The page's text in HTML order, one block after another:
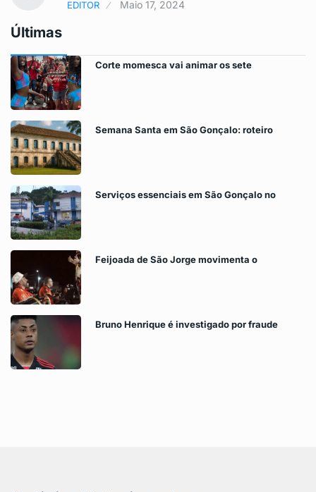
EDITOR
Maio 17, 2024
Últimas
Corte momesca vai animar os sete
Semana Santa em São Gonçalo: roteiro
Serviços essenciais em São Gonçalo no
Feijoada de São Jorge movimenta o
Bruno Henrique é investigado por fraude